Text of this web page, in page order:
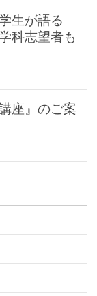
生が語る
科志望者も
座』のご案